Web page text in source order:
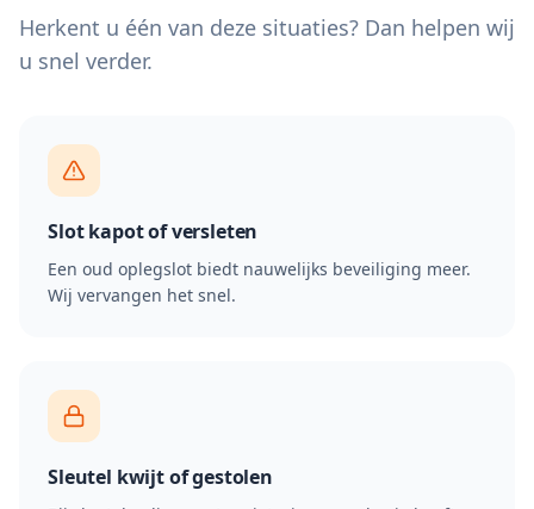
Herkent u één van deze situaties? Dan helpen wij
u snel verder.
Slot kapot of versleten
Een oud oplegslot biedt nauwelijks beveiliging meer.
Wij vervangen het snel.
Sleutel kwijt of gestolen